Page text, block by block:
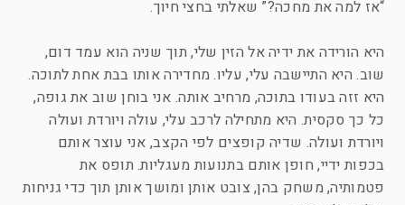
“אז למה את מחכה?” שאלתי בחצי חיוך.
היא הורידה את ידיה אל הזין שלי, תוך שניה הוא עמד דום,
שוב. היא התיישבה עלי, עליו. מחדירה אותו בבת אחת לתוכה.
היא זזה בעודו בתוכה, מרחיב אותה. אני בוחן שוב את גופה,
כל כך סקסית. היא מתחילה לרכב עלי, עולה ויורדת ועולה
ויורדת ועולה. שדיה קופצים לפי הקצב, אני עוצר אותם
בכפות ידיי, חופן אותם בתנועות מעגליות. תופס את
פטמותיה, משחק בהן, צובט אותן ומושך אותן תוך כדי גניחות